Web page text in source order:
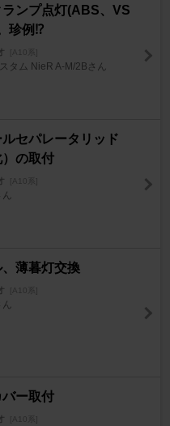
ランプ点灯(ABS、VS
珍例⁉️
[A10系]
タム NieR A-M/2Bさん
ルセパレータリッド
）の取付
[A10系]
ん
、薄暮灯交換
[A10系]
ん
ー取付
[A10系]